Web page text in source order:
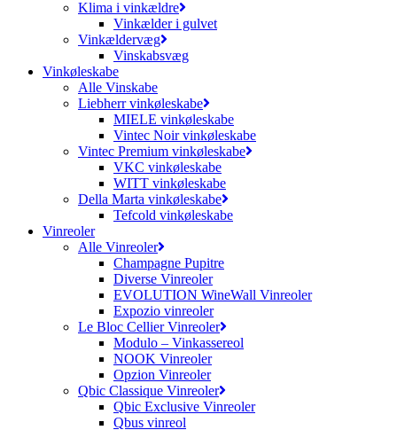
Klima i vinkældre
Vinkælder i gulvet
Vinkældervæg
Vinskabsvæg
Vinkøleskabe
Alle Vinskabe
Liebherr vinkøleskabe
MIELE vinkøleskabe
Vintec Noir vinkøleskabe
Vintec Premium vinkøleskabe
VKC vinkøleskabe
WITT vinkøleskabe
Della Marta vinkøleskabe
Tefcold vinkøleskabe
Vinreoler
Alle Vinreoler
Champagne Pupitre
Diverse Vinreoler
EVOLUTION WineWall Vinreoler
Expozio vinreoler
Le Bloc Cellier Vinreoler
Modulo – Vinkassereol
NOOK Vinreoler
Opzion Vinreoler
Qbic Classique Vinreoler
Qbic Exclusive Vinreoler
Qbus vinreol